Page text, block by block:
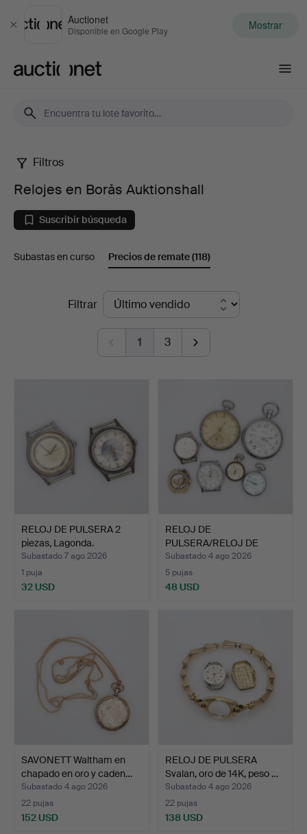
Cerrar
Auctionet
Disponible en Google Play Mostrar
Relojes
en
Borås
Auktionshall
Filtros
Relojes en Borås Auktionshall
Suscribir búsqueda
Subastas en curso Precios de remate(118)
Filtrar
1 3
RELOJ DE PULSERA 2
piezas, Lagonda.
Subastado 7 ago 2026
1 puja
32 USD
RELOJ DE
PULSERA/RELOJ DE
BOLSILLO 7 pieza…
Subastado 4 ago 2026
5 pujas
48 USD
SAVONETT Waltham en
chapado en oro y caden…
Subastado 4 ago 2026
22 pujas
152 USD
RELOJ DE PULSERA
Svalan, oro de 14K, peso …
Subastado 4 ago 2026
22 pujas
138 USD